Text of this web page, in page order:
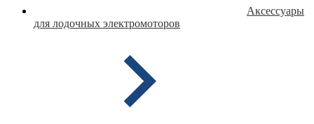
Аксессуары
для лодочных электромоторов